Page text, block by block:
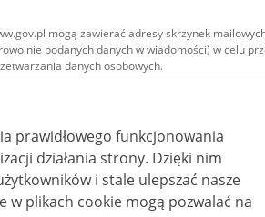
mogą zawierać adresy skrzynek
podanych danych w wiadomości) w celu
danych osobowych.
w serwisie (z wyłączeniem treści
typu Creative Commons: uznanie autorstwa
BY-SA 4.0). Materiały audiowizualne, w tym
licencji typu Creative Commons: uznanie
4.0 (CC BY-NC-ND 4.0), o ile nie jest to
prawidłowego funkcjonowania
strony. Dzięki nim
i stale ulepszać nasze